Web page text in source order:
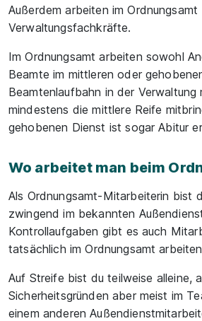
Außerdem arbeiten im Ordnungsamt
Verwaltungsfachkräfte.
Im Ordnungsamt arbeiten sowohl
Beamte im mittleren oder
Beamtenlaufbahn in der Verwaltung
mindestens die mittlere Reife
gehobenen Dienst ist sogar Abitur
Wo arbeitet man beim
Als Ordnungsamt-Mitarbeiterin bist
zwingend im bekannten
Kontrollaufgaben gibt es auch
tatsächlich im Ordnungsamt
Auf Streife bist du teilweise alleine,
Sicherheitsgründen aber meist im
einem anderen